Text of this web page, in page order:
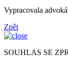
Vypracovala
Zpět
SOUHLAS SE